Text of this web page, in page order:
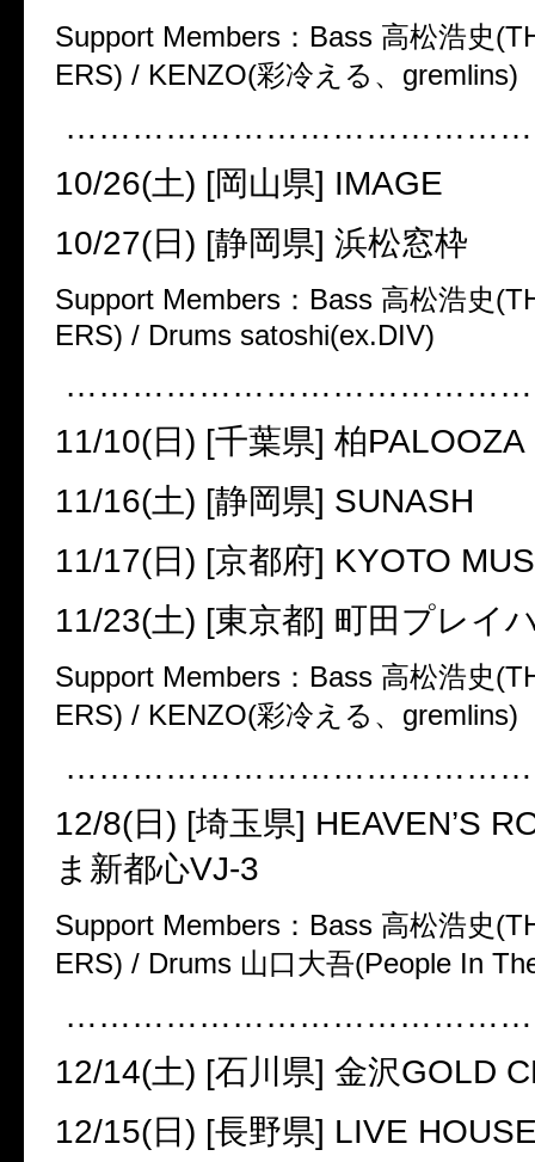
Support Members ： Bass 高松浩史
ERS) / KENZO(彩冷える、 gremlins)
10/26(土) [岡山県] IMAGE
10/27(日 ) [静岡県] 浜松窓枠
Support Members ： Bass 高松浩史
ERS) / Drums satoshi(ex.DIV)
11/10(日 ) [千葉県] 柏PALOOZA
11/16(土) [静岡県] SUNASH
11/17(日 ) [京都府] KYOTO
11/23(土) [東京都] 町田プレイ
Support Members ： Bass 高松浩史
ERS) / KENZO(彩冷える、 gremlins)
12/8(日 ) [埼玉県] HEAVEN’S
ま新都心VJ-3
Support Members ： Bass 高松浩史
ERS) / Drums 山口大吾(People In
12/14(土) [石川県] 金沢GOLD
12/15(日 ) [長野県] LIVE